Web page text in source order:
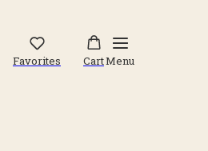
Favorites CartMenu